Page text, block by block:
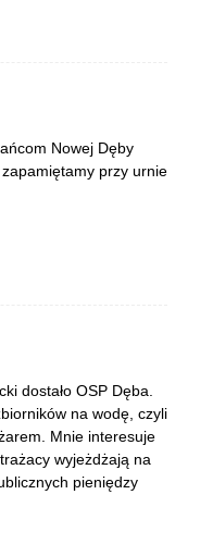
Nowej Dęby
przy urnie
dostało OSP Dęba.
na wodę, czyli
Mnie interesuje
wyjeżdżają na
pieniędzy